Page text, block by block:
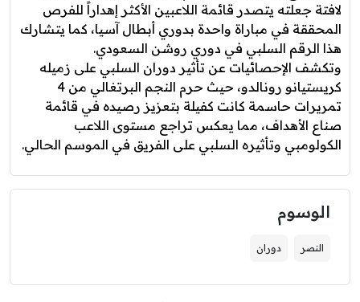
لافتة جعلته يتصدر قائمة اللاعبين الأكثر إهداراً للفرص
المحققة في مباراة واحدة بدوري أبطال آسيا، كما يتشارك
هذا الرقم السلبي في دوري روشن السعودي.
وتكشف الإحصائيات عن تأثير دوران السلبي على زميله
كريستيانو رونالدو، حيث حرم النجم البرتغالي من 4
تمريرات حاسمة كانت كفيلة بتعزيز رصيده في قائمة
صناع الأهداف، مما يعكس تراجع مستوى اللاعب
الكولومبي وتأثيره السلبي على الفريق في الموسم الحالي.
الوسوم
النصر دوران